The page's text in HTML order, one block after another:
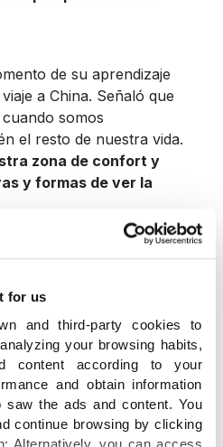
for us
and third-party cookies to
your browsing habits,
content according to your
and obtain information
saw the ads and content. You
continue browsing by clicking
Alternatively, you can access
de su aprendizaje
a China. Señaló que
somos
el resto de nuestra vida.
zona de confort y
y formas de ver la
concluyó queel dinero
como consultor senior.
proyectos de
Oriente Medio y África.
que compartió fue la
Entonces se unió a Uber